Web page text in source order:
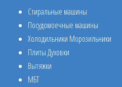
Стиральные машины
Посудомоечные машины
Холодильники Морозильники
Плиты Духовки
Вытяжки
МБТ